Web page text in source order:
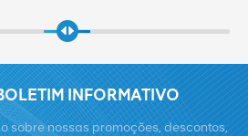
INFORMATIVO
sobre nossas promoções, descontos,